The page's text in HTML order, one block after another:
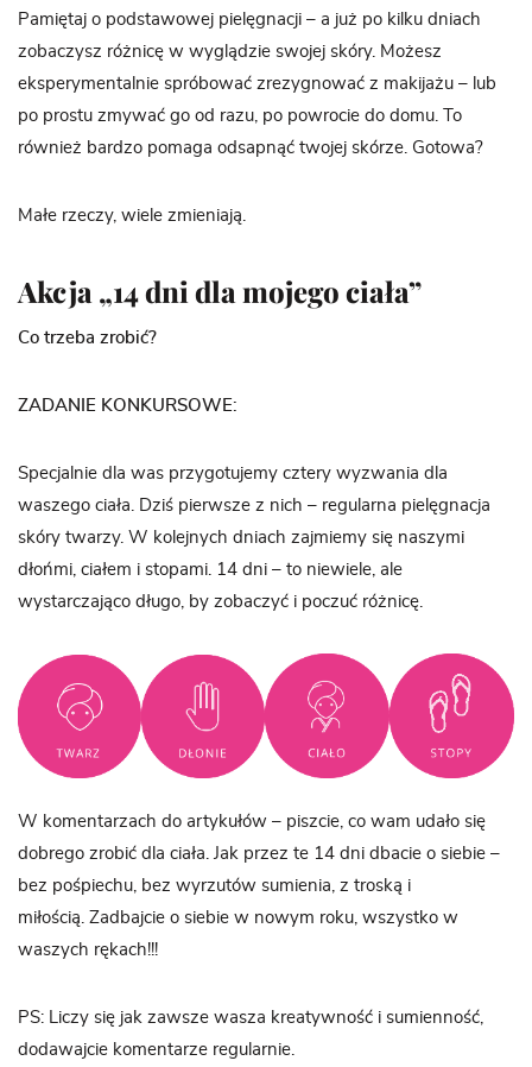
Pamiętaj o podstawowej pielęgnacji – a już po kilku dniach
zobaczysz różnicę w wyglądzie swojej skóry. Możesz
eksperymentalnie spróbować zrezygnować z makijażu – lub
po prostu zmywać go od razu, po powrocie do domu. To
również bardzo pomaga odsapnąć twojej skórze. Gotowa?
Małe rzeczy, wiele zmieniają.
Akcja „14 dni dla mojego ciała”
Co trzeba zrobić?
ZADANIE KONKURSOWE:
Specjalnie dla was przygotujemy cztery wyzwania dla
waszego ciała. Dziś pierwsze z nich – regularna pielęgnacja
skóry twarzy. W kolejnych dniach zajmiemy się naszymi
dłońmi, ciałem i stopami. 14 dni – to niewiele, ale
wystarczająco długo, by zobaczyć i poczuć różnicę.
W komentarzach do artykułów – piszcie, co wam udało się
dobrego zrobić dla ciała. Jak przez te 14 dni dbacie o siebie –
bez pośpiechu, bez wyrzutów sumienia, z troską i
miłością. Zadbajcie o siebie w nowym roku, wszystko w
waszych rękach!!!
PS: Liczy się jak zawsze wasza kreatywność i sumienność,
dodawajcie komentarze regularnie.